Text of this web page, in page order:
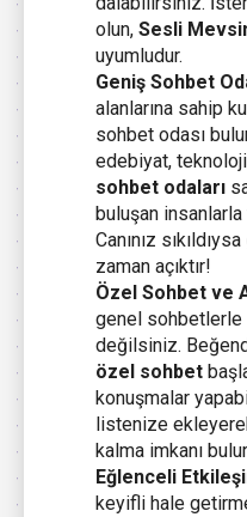
olun, Sesli
uyumludur.
Geniş Sohbet
alanlarına sahip
sohbet odası
edebiyat,
sohbet odaları
buluşan insanlarla
Canınız sıkıldıysa
zaman açıktır!
Özel Sohbet ve
genel sohbetlerle
değilsiniz.
özel sohbet
konuşmalar
listenize
kalma imkanı
Eğlenceli
keyifli hale